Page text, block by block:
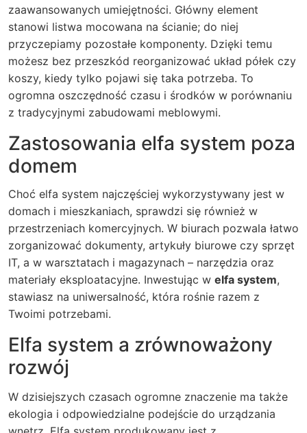
zaawansowanych umiejętności. Główny element
stanowi listwa mocowana na ścianie; do niej
przyczepiamy pozostałe komponenty. Dzięki temu
możesz bez przeszkód reorganizować układ półek czy
koszy, kiedy tylko pojawi się taka potrzeba. To
ogromna oszczędność czasu i środków w porównaniu
z tradycyjnymi zabudowami meblowymi.
Zastosowania elfa system poza
domem
Choć elfa system najczęściej wykorzystywany jest w
domach i mieszkaniach, sprawdzi się również w
przestrzeniach komercyjnych. W biurach pozwala łatwo
zorganizować dokumenty, artykuły biurowe czy sprzęt
IT, a w warsztatach i magazynach – narzędzia oraz
materiały eksploatacyjne. Inwestując w elfa system,
stawiasz na uniwersalność, która rośnie razem z
Twoimi potrzebami.
Elfa system a zrównoważony
rozwój
W dzisiejszych czasach ogromne znaczenie ma także
ekologia i odpowiedzialne podejście do urządzania